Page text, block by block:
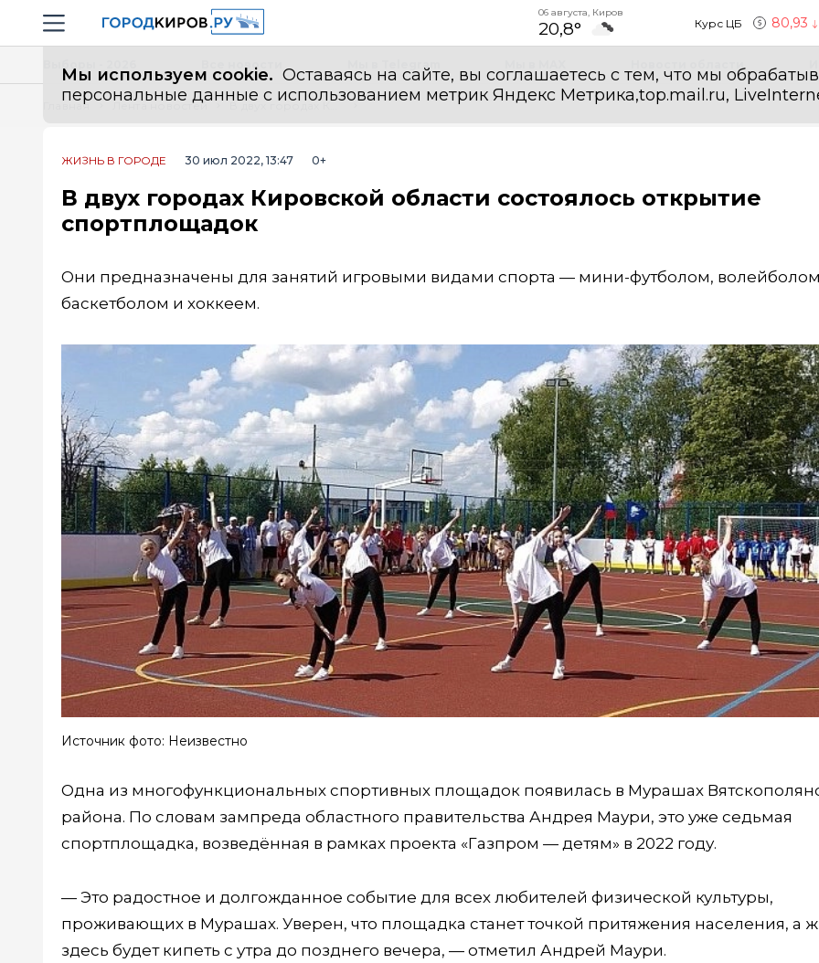
Навигация сайта
06 августа, Киров
20,8° Курс ЦБ 80,93
Мы используем cookie. Оставаясь на сайте, вы соглашаетесь с тем, что мы
персональные данные с использованием метрик Яндекс Метрика,top.mail.ru,
Все новости
Главная Лента новостей
ЖИЗНЬ В ГОРОДЕ 30 июл 2022, 13:47 0+
В двух городах Кировской области состоялось открытие
спортплощадок
Они предназначены для занятий игровыми видами спорта — мини-футболом,
баскетболом и хоккеем.
Источник фото: Неизвестно
Одна из многофункциональных спортивных площадок появилась в Мурашах
района. По словам зампреда областного правительства Андрея Маури, это уже седьмая
спортплощадка, возведённая в рамках проекта «Газпром — детям» в 2022 году.
— Это радостное и долгожданное событие для всех любителей физической культуры,
проживающих в Мурашах. Уверен, что площадка станет точкой притяжения населения, а
здесь будет кипеть с утра до позднего вечера, — отметил Андрей Маури.